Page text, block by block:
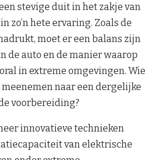
stevige duit in het zakje van
zo’n hete ervaring. Zoals de
moet er een balans zijn
de auto en de manier waarop
in extreme omgevingen. Wie
naar een dergelijke
voorbereiding?
innovatieve technieken
van elektrische